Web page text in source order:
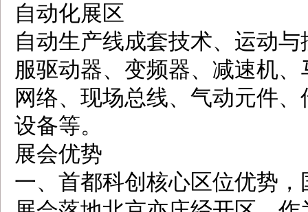
自动化展区
自动生产线成套技术、运动
服驱动器、变频器、减速机
网络、现场总线、气动元件
设备等。
展会优势
一、首都科创核心区位优势